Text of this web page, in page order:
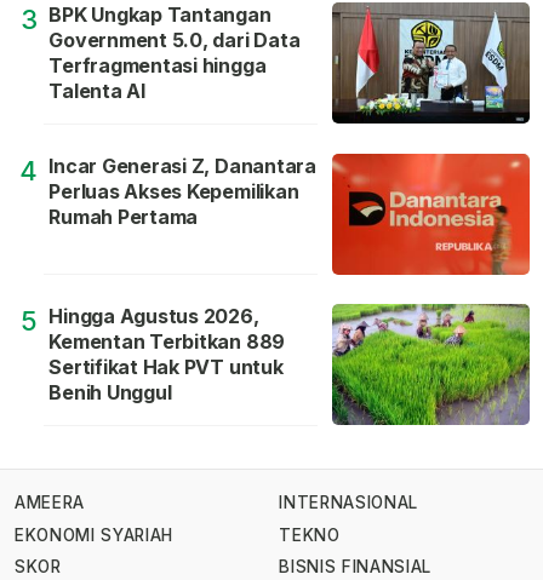
3 BPK Ungkap Tantangan
Government 5.0, dari Data
Terfragmentasi hingga
Talenta AI
4 Incar Generasi Z, Danantara
Perluas Akses Kepemilikan
Rumah Pertama
5 Hingga Agustus 2026,
Kementan Terbitkan 889
Sertifikat Hak PVT untuk
Benih Unggul
AMEERA
EKONOMI SYARIAH
SKOR
INTERNASIONAL
TEKNO
BISNIS FINANSIAL